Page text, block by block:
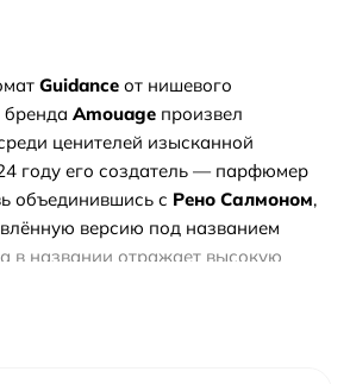
Guidance от нишевого
Amouage произвел
ценителей изысканной
году его создатель — парфюмер
объединившись с Рено Салмоном,
версию под названием
в названии отражает высокую
46% душистых компонентов и